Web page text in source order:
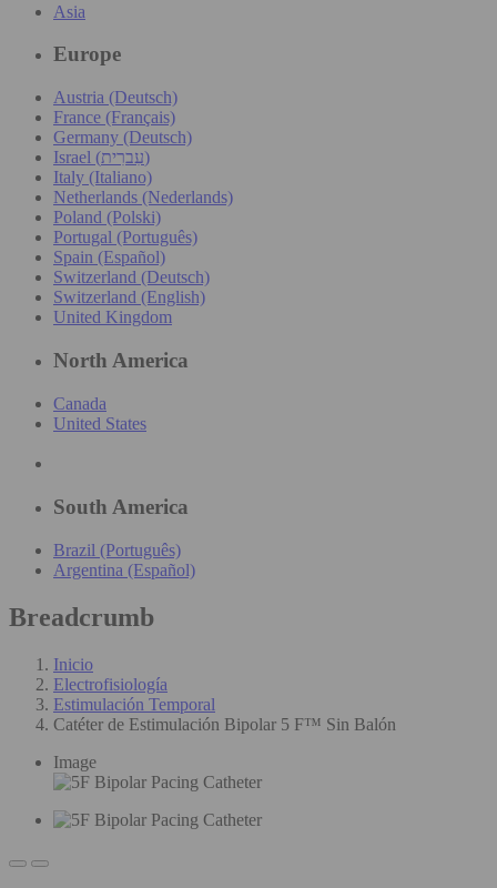
Asia
Europe
Austria (Deutsch)
France (Français)
Germany (Deutsch)
Israel (עִברִית)
Italy (Italiano)
Netherlands (Nederlands)
Poland (Polski)
Portugal (Português)
Spain (Español)
Switzerland (Deutsch)
Switzerland (English)
United Kingdom
North America
Canada
United States
South America
Brazil (Português)
Argentina (Español)
Breadcrumb
Inicio
Electrofisiología
Estimulación Temporal
Catéter de Estimulación Bipolar 5 F™ Sin Balón
Image